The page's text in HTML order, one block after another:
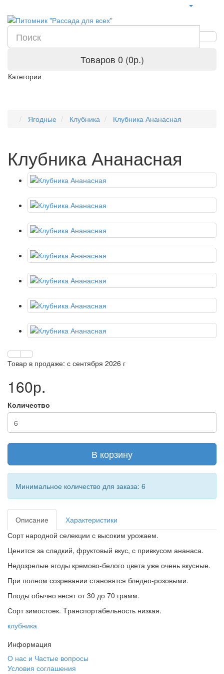
Товаров 0 (0р.)
Категории
Ягодные Клубника Клубника Ананасная
Клубника Ананасная
Товар в продаже: с сентября 2026 г
160р.
Количество
В корзину
Минимальное количество для заказа: 6
Описание
Характеристики
Сорт народной селекции с высоким урожаем.
Ценится за сладкий, фруктовый вкус, с привкусом ананаса.
Недозрелые ягоды кремово-белого цвета уже очень вкусные.
При полном созревании становятся бледно-розовыми.
Плоды обычно весят от 30 до 70 грамм.
Сорт зимостоек. Tранспортабельность низкая.
клубника
Информация
О нас и Частые вопросы
Условия соглашения